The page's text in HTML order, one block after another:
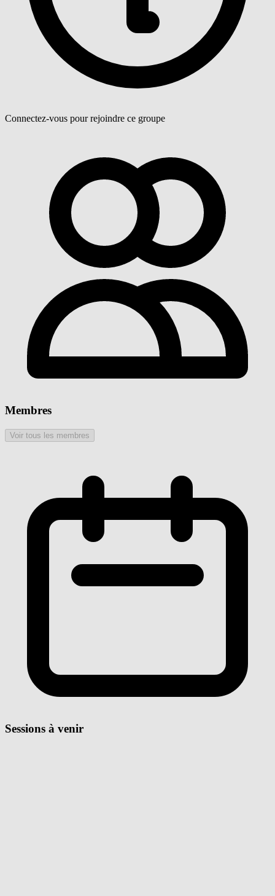
Connectez-vous pour rejoindre ce groupe
Membres
Voir tous les membres
Sessions à venir